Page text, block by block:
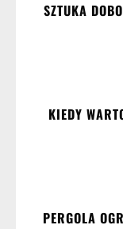
SZTUKA
KIEDY
PERGOLA